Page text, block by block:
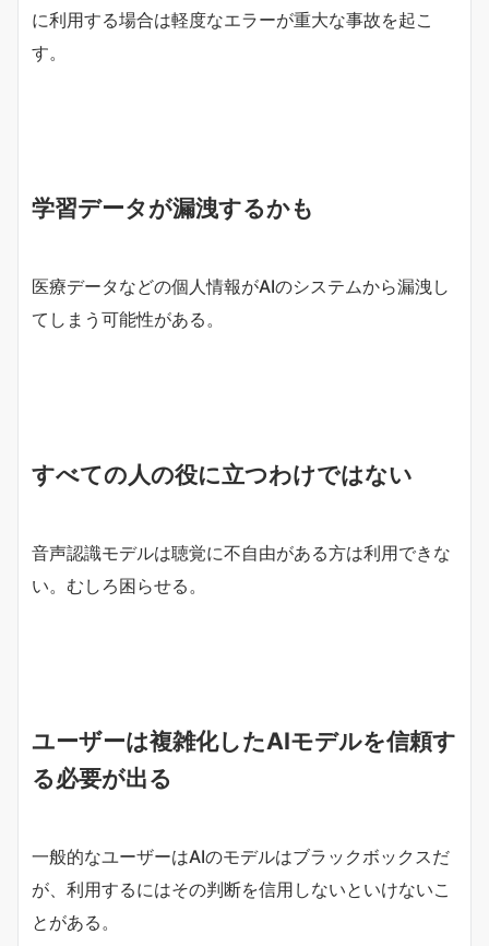
に利用する場合は軽度なエラーが重大な事故を起こ
す。
学習データが漏洩するかも
医療データなどの個人情報がAIのシステムから漏洩し
てしまう可能性がある。
すべての人の役に立つわけではない
音声認識モデルは聴覚に不自由がある方は利用できな
い。むしろ困らせる。
ユーザーは複雑化したAIモデルを信頼す
る必要が出る
一般的なユーザーはAIのモデルはブラックボックスだ
が、利用するにはその判断を信用しないといけないこ
とがある。